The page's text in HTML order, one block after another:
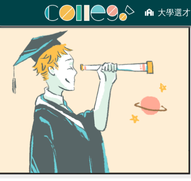
大學選才
ColleGo! 大學選才與高中育才輔助系統